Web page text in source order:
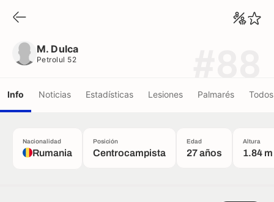
M. Dulca
Petrolul 52
Info Noticias Estadísticas Lesiones Palmarés
Nacionalidad
Rumania
Posición
Centrocampista
Edad
27 años
Altura
1.84 m